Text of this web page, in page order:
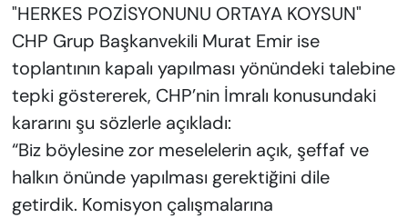
"HERKES POZİSYONUNU ORTAYA KOYSUN"
CHP Grup Başkanvekili Murat Emir ise
toplantının kapalı yapılması yönündeki talebine
tepki göstererek, CHP’nin İmralı konusundaki
kararını şu sözlerle açıkladı:
“Biz böylesine zor meselelerin açık, şeffaf ve
halkın önünde yapılması gerektiğini dile
getirdik. Komisyon çalışmalarına